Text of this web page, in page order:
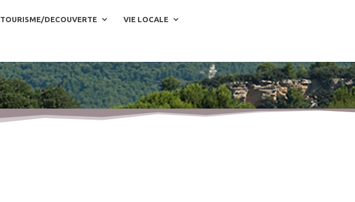
TOURISME/DECOUVERTE VIE LOCALE